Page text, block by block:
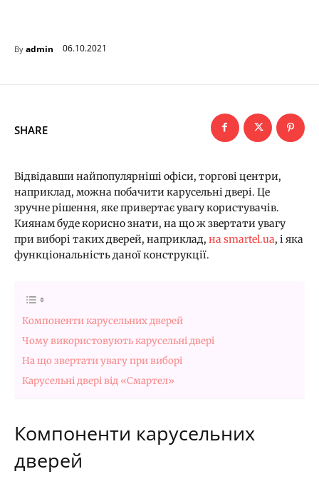
By admin 06.10.2021
SHARE
Відвідавши найпопулярніші офіси, торгові центри,
наприклад, можна побачити карусельні двері. Це
зручне рішення, яке привертає увагу користувачів.
Киянам буде корисно знати, на що ж звертати увагу
при виборі таких дверей, наприклад, на smartel.ua, і яка
функціональність даної конструкції.
Компоненти карусельних дверей
Чому використовують карусельні двері
На що звертати увагу при виборі
Карусельні двері від «Смартел»
Компоненти карусельних
дверей